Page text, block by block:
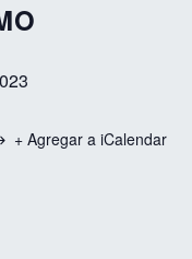
+ Agregar a iCalendar